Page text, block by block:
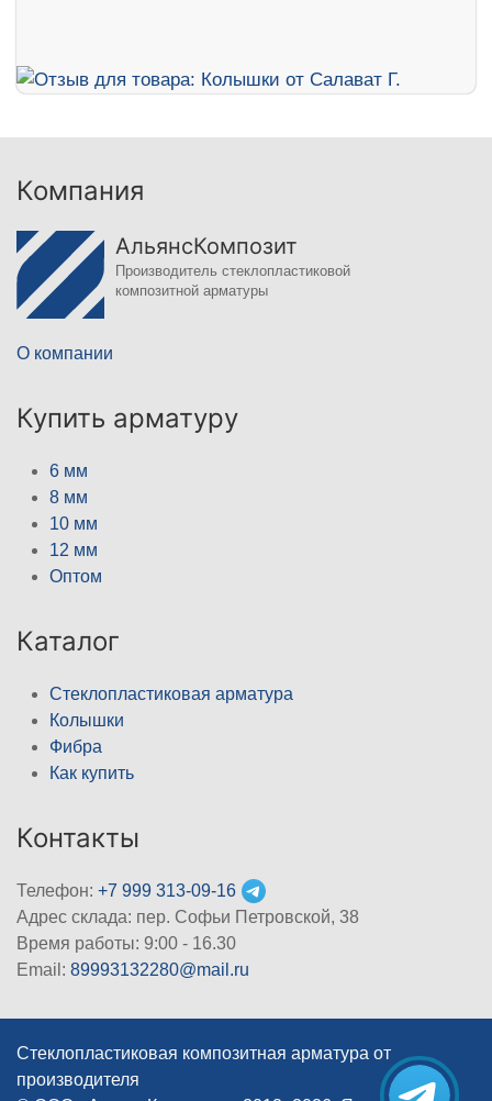
Компания
АльянсКомпозит
Производитель стеклопластиковой
композитной арматуры
О компании
Купить арматуру
6 мм
8 мм
10 мм
12 мм
Оптом
Каталог
Стеклопластиковая арматура
Колышки
Фибра
Как купить
Контакты
Телефон: +7 999 313-09-16
Адрес склада: пер. Софьи Петровской, 38
Время работы: 9:00 - 16.30
Email: 89993132280@mail.ru
Стеклопластиковая композитная арматура от
производителя